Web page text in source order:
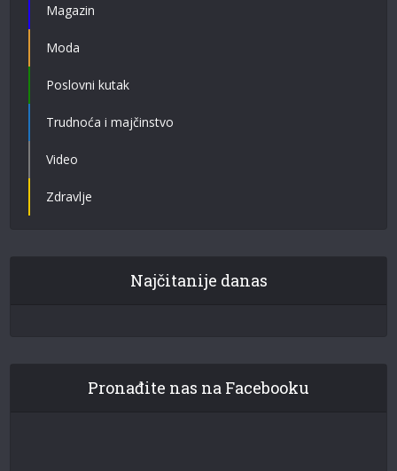
Magazin
Moda
Poslovni kutak
Trudnoća i majčinstvo
Video
Zdravlje
Najčitanije danas
Pronađite nas na Facebooku